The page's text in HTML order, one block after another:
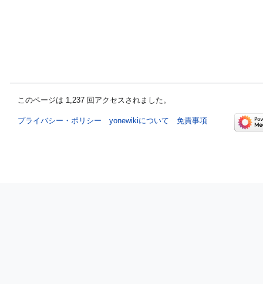
このページは 1,237 回アクセスされました。
プライバシー・ポリシー yonewikiについて 免責事項